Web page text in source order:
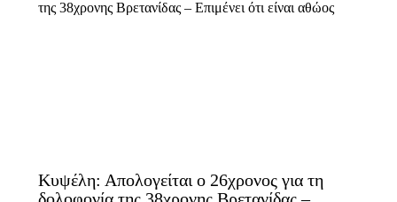
Κυψέλη: Απολογείται ο 26χρονος για τη